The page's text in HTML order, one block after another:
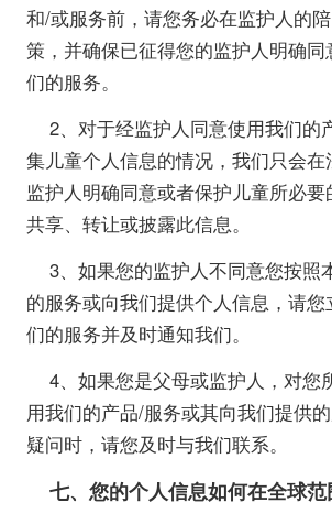
和/或服务前，请您务必在监护人的
策，并确保已征得您的监护人明确
们的服务。
2、对于经监护人同意使用我们的
集儿童个人信息的情况，我们只会在
监护人明确同意或者保护儿童所必要
共享、转让或披露此信息。
3、如果您的监护人不同意您按照
的服务或向我们提供个人信息，请
们的服务并及时通知我们。
4、如果您是父母或监护人，对您
用我们的产品/服务或其向我们提供
疑问时，请您及时与我们联系。
七、您的个人信息如何在全球